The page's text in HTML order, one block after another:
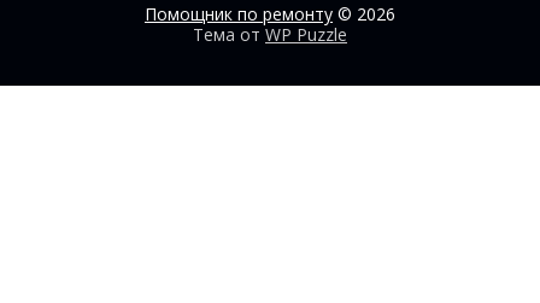
Помощник по ремонту © 2026
Тема от WP Puzzle